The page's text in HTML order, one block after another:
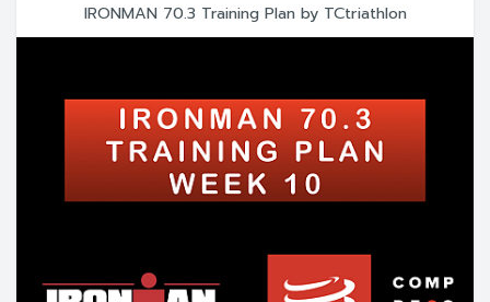
IRONMAN 70.3 Training Plan by TCtriathlon